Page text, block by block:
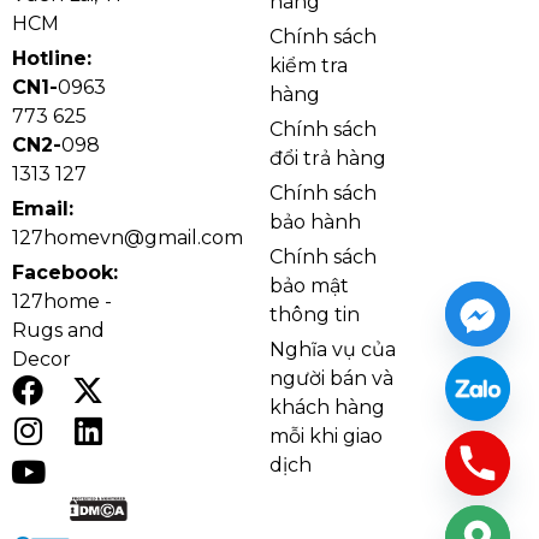
Ảnh thật Quạt Trần Đèn QT5602
Cánh quạt làm từ nhựa ABS, chất liệu có ưu điểm
nhẹ, bền, dễ vệ sinh và phù hợp với nhu cầu sử dụng
lâu dài. Bề mặt cánh mang hiệu ứng màu gỗ giúp sản
phẩm giữ được vẻ ấm cúng mà vẫn có tính thực
dụng của vật liệu hiện đại. Đèn LED 24W với 3 chế độ
sáng hỗ trợ sinh hoạt hằng ngày, trong khi động cơ
DC 40W giúp quạt vận hành êm, tiết kiệm điện và tạo
HCM
Hotline:
CN1-0963
773 625
CN2-098
1313 127
Email:
127homevn@gmail.com
Facebook:
127home -
Rugs and
Decor
Chính sách
kiểm tra
hàng
Chính sách
đổi trả hàng
Chính sách
bảo hành
Chính sách
bảo mật
thông tin
Nghĩa vụ của
người bán và
khách hàng
mỗi khi giao
dịch